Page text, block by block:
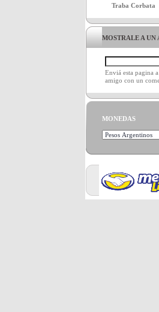
Traba Corbata
MOSTRALE A UN
Enviá esta pagina
amigo con un
MONEDAS